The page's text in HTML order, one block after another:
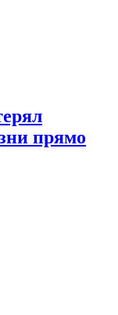
прямо